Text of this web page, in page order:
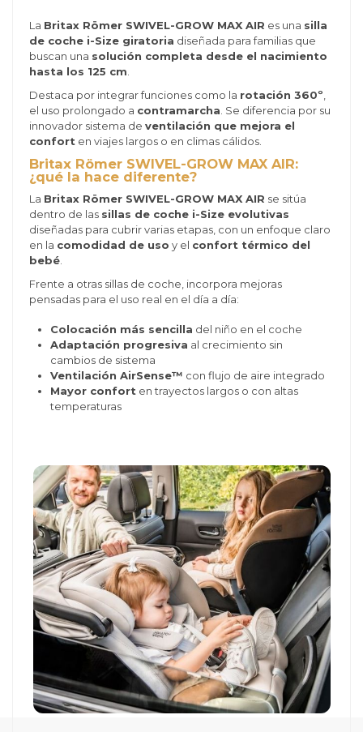
La Britax Römer SWIVEL-GROW MAX AIR es una silla
de coche i-Size giratoria diseñada para familias que
buscan una solución completa desde el nacimiento
hasta los 125 cm
Destaca por integrar funciones como la rotación 360º
el uso prolongado a contramarcha . Se diferencia por su
innovador sistema de ventilación que mejora el
confort en viajes largos o en climas cálidos.
Britax Römer SWIVEL-GROW MAX AIR:
¿qué la hace diferente?
La Britax Römer SWIVEL-GROW MAX AIR se sitúa
dentro de las sillas de coche i-Size evolutivas
diseñadas para cubrir varias etapas, con un enfoque claro
en la comodidad de uso y el confort térmico del
bebé.
Frente a otras sillas de coche, incorpora mejoras
pensadas para el uso real en el día a día:
Colocación más sencilla del niño en el coche
Adaptación progresiva al crecimiento sin
cambios de sistema
Ventilación AirSense™ con flujo de aire integrado
Mayor conforten trayectos largos o con altas
temperaturas